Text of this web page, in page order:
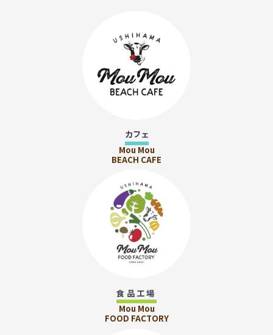
カフェ
Mou Mou
BEACH CAFE
食品工場
Mou Mou
FOOD FACTORY